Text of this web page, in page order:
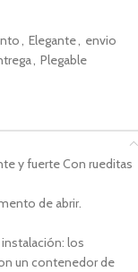
, Elegante, envio
, Plegable
y fuerte Con rueditas
de abrir.
los
un contenedor de